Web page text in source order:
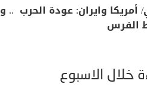
أمريكا وايران: عودة الحرب .. و
الفرس
خلال الأسبوع